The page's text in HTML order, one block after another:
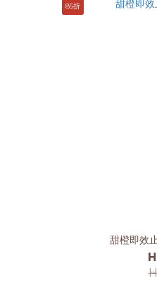
85折
甜橙即效